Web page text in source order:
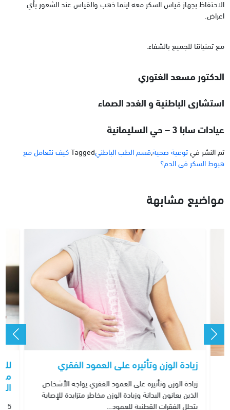
الاحتفاظ بجهاز قياس السكر معه اينما ذهب والقياس عند الشعور بأي
اعراض.
مع تمنياتنا للجميع بالشفاء.
الدكتور مسعد الغتوري
استشارى الباطنية و الغدد الصماء
عيادات سابا 3 – حي السليمانية
تم النشر فيتوعية صحية,قسم الطب الباطنيTaggedكيف نتعامل مع
هبوط السكر فى الدم؟
مواضيع مشابهة
زيادة الوزن وتأثيره على العمود الفقري
زيادة الوزن وتأثيره على العمود الفقري يواجه الأشخاص
الذين يعانون البدانة وزيادة الوزن مخاطر متزايدة للإصابة
بتحلل الفقرات القطنية للعمود…